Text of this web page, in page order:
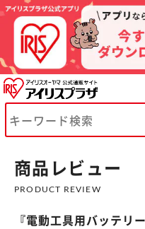
商品レビュー
PRODUCT REVIEW
『電動工具用バッテリ
※ご確認ください
カートに入れる